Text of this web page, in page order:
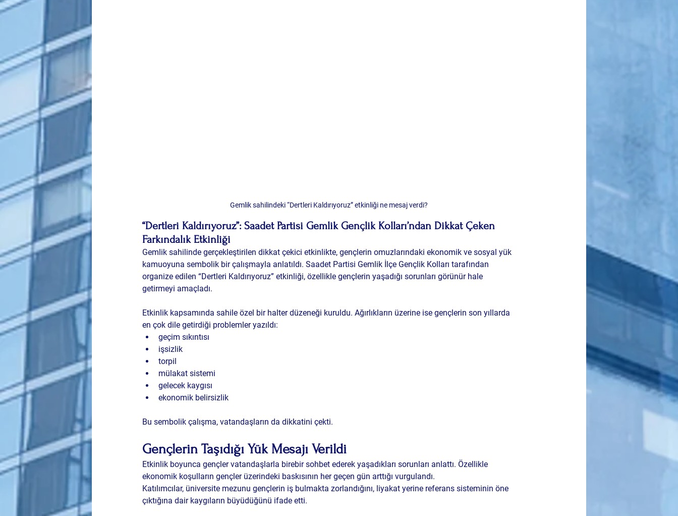
Gemlik sahilindeki “Dertleri Kaldırıyoruz” etkinliği ne mesaj verdi?
“Dertleri Kaldırıyoruz”: Saadet Partisi Gemlik Gençlik Kolları’ndan Dikkat Çeken
Farkındalık Etkinliği
Gemlik sahilinde gerçekleştirilen dikkat çekici etkinlikte, gençlerin omuzlarındaki ekonomik ve sosyal yük
kamuoyuna sembolik bir çalışmayla anlatıldı. Saadet Partisi Gemlik İlçe Gençlik Kolları tarafından
organize edilen “Dertleri Kaldırıyoruz” etkinliği, özellikle gençlerin yaşadığı sorunları görünür hale
getirmeyi amaçladı.
Etkinlik kapsamında sahile özel bir halter düzeneği kuruldu. Ağırlıkların üzerine ise gençlerin son yıllarda
en çok dile getirdiği problemler yazıldı:
geçim sıkıntısı
işsizlik
torpil
mülakat sistemi
gelecek kaygısı
ekonomik belirsizlik
Bu sembolik çalışma, vatandaşların da dikkatini çekti.
Gençlerin Taşıdığı Yük Mesajı Verildi
Etkinlik boyunca gençler vatandaşlarla birebir sohbet ederek yaşadıkları sorunları anlattı. Özellikle
ekonomik koşulların gençler üzerindeki baskısının her geçen gün arttığı vurgulandı.
Katılımcılar, üniversite mezunu gençlerin iş bulmakta zorlandığını, liyakat yerine referans sisteminin öne
çıktığına dair kaygıların büyüdüğünü ifade etti.